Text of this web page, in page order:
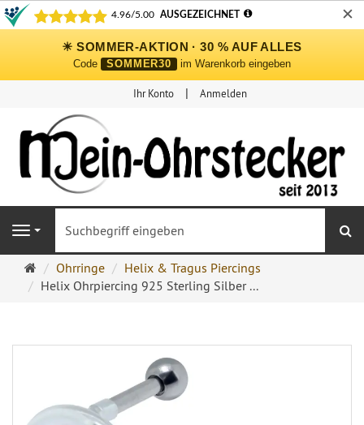
✕
☀ SOMMER-AKTION · 30 % AUF ALLES
Code SOMMER30 im Warenkorb eingeben
Ihr Konto Anmelden
Navigation
Ohrringe
Ohrstecker
Ohrringe
Helix & Tragus Piercings
Helix Ohrpiercing 925 Sterling Silber ...